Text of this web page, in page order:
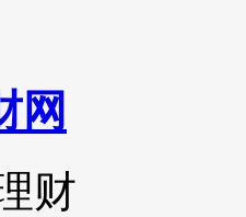
网
财